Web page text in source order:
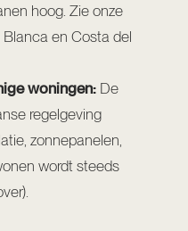
hoog. Zie onze
en Costa del
woningen: De
regelgeving
zonnepanelen,
wordt steeds
).